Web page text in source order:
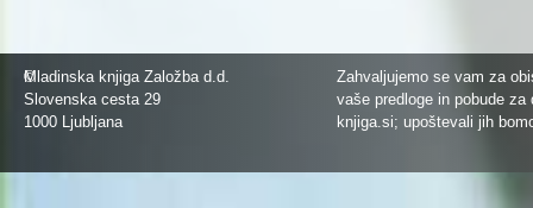
©
Mladinska knjiga Založba d.d.
Slovenska cesta 29
1000 Ljubljana
Zahvaljujemo se vam za
vaše predloge in pobude
knjiga.si; upoštevali jih